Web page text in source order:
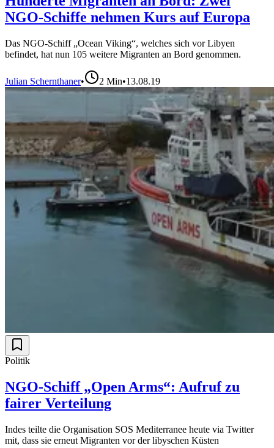
NGO-Schiffe nehmen Kurs auf Europa
Das NGO-Schiff „Ocean Viking“, welches sich vor Libyen
befindet, hat nun 105 weitere Migranten an Bord genommen.
Julian Schernthaner• 2 Min•13.08.19
Politik
NGO-Schiff „Open Arms“: Aufruf zu
fairer Verteilung
Indes teilte die Organisation SOS Mediterranee heute via Twitter
mit, dass sie erneut Migranten vor der libyschen Küsten